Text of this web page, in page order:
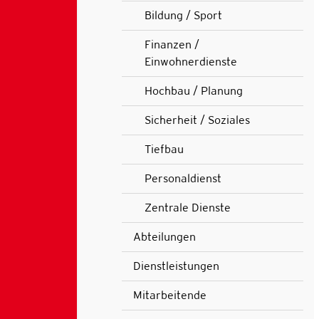
(ausgewählt)
Bildung / Sport
Finanzen /
Einwohnerdienste
Hochbau / Planung
Sicherheit / Soziales
Tiefbau
Personaldienst
Zentrale Dienste
Abteilungen
Dienstleistungen
Mitarbeitende